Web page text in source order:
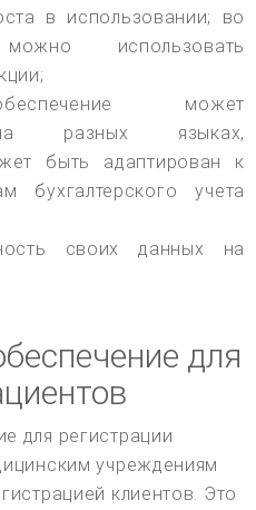
в использовании; во
использовать
может
на разных языках,
быть адаптирован к
бухгалтерского учета
своих данных на
для
для регистрации
учреждениям
клиентов. Это